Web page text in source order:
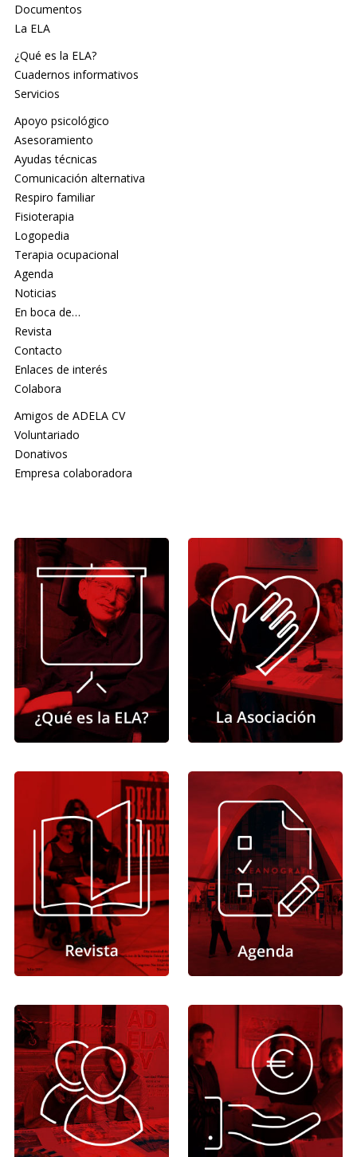
Documentos
La ELA
¿Qué es la ELA?
Cuadernos informativos
Servicios
Apoyo psicológico
Asesoramiento
Ayudas técnicas
Comunicación alternativa
Respiro familiar
Fisioterapia
Logopedia
Terapia ocupacional
Agenda
Noticias
En boca de…
Revista
Contacto
Enlaces de interés
Colabora
Amigos de ADELA CV
Voluntariado
Donativos
Empresa colaboradora